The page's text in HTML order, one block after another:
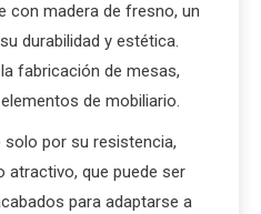
con madera de fresno, un
durabilidad y estética.
fabricación de mesas,
de mobiliario.
por su resistencia,
atractivo, que puede ser
para adaptarse a